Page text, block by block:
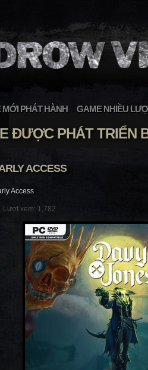
MỚI PHÁT HÀNH GAME NHIỀU
ĐƯỢC PHÁT TRIỂN
ACCESS
Access
Lượt xem: 1,782